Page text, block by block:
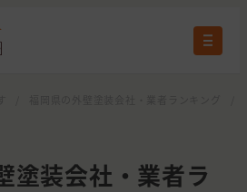
塗装会社・業者ラ